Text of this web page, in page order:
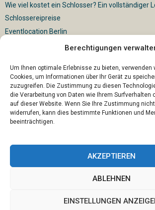
Berechtigungen
Um Ihnen optimale Erlebnisse zu bieten, verwenden
Cookies, um Informationen über Ihr Gerät zu
zuzugreifen. Die Zustimmung zu diesen
die Verarbeitung von Daten wie Ihrem Surfverhalten
auf dieser Website. Wenn Sie Ihre Zustimmung
widerrufen, kann dies bestimmte Funktionen und
beeinträchtigen.
AKZEPTIEREN
ABLEHNEN
EINSTELLUNGEN
Wie viel kostet ein Schlosser? Ein vollständiger
Schlossereipreise
Eventlocation Berlin
Für die vollautomatische Sackentleerung gibt
Lösungen